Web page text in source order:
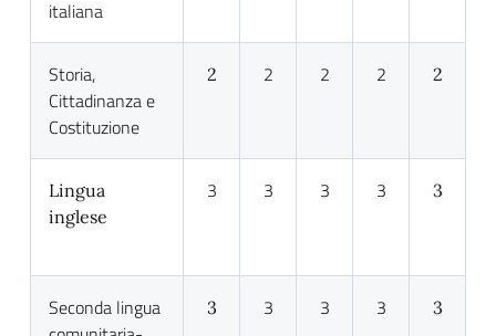
italiana
Storia,
Cittadinanza e
Costituzione
2 2 2 2 2
Lingua
inglese
3 3 3 3 3
Seconda lingua
3 3 3 3 3